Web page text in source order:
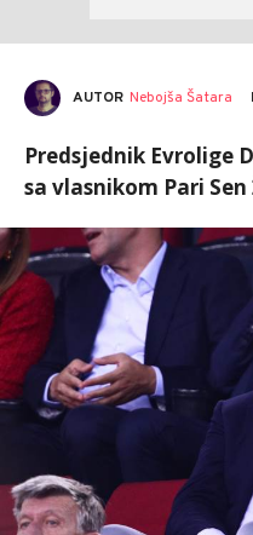
AUTOR Nebojša Šatara
Predsjednik Evrolige
sa vlasnikom Pari